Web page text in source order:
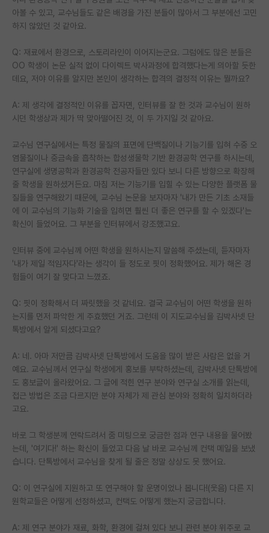
아볼 수 있고, 교수님들도 같은 배경을 가진 분들이 많아서 그 부분에선 고민
하지 않았던 것 같아요.
Q: 재료에서 환경으로, 스토리라인이 이어지는군요. 그럼에도 많은 분들은
OO 학생이 논문 실적 없이 다이렉트 박사과정에 합격했다는게 의아할 듯한
데요, 저야 이유를 알지만 본인이 생각하는 합격의 결정적 이유는 뭘까요?
A: 제 생각에 결정적인 이유를 꼽자면, 인터뷰를 잘 한 것과 교수님이 원하
시던 학생상과 제가 딱 맞아떨어진 것, 이 두 가지일 것 같아요.
교수님 연구실에서는 특정 물질의 표면에 단백질이나 기능기를 입혀 수중 오
염물질이나 중금속을 흡착하는 합성생물학 기반 환경공학 연구를 하시는데,
연구실에 생명공학과 환경공학 전공자들만 있다 보니 다른 방향으로 확장해
줄 학생을 원하셨거든요. 마침 저는 기능기를 입힐 수 있는 다양한 플랫폼 물
질들을 연구해왔기 때문에, 교수님 논문을 보자마자 '내가 만든 기초 소재들
에 이 교수님의 기능화 기술을 입히면 훨씬 더 좋은 연구를 할 수 있겠다'는
확신이 들었어요. 그 부분을 인터뷰에서 강조했고요.
인터뷰 중에 교수님께 어떤 학생을 원하시는지 말씀해 주셨는데, 듣자마자
'내가 제일 적임자다'라는 생각이 들 정도로 핏이 정확했어요. 제가 해온 경
험들이 여기 잘 맞다고 느꼈죠.
Q: 핏이 정확해서 더 짜릿했을 것 같네요. 결국 교수님이 어떤 학생을 원하
는지를 먼저 파악한 게 주효했던 거죠. 그런데 이 지도교수님을 김박사넷 단
톡방에서 알게 되셨다고요?
A: 네. 아마 저만큼 김박사넷 단톡방에서 도움을 많이 받은 사람은 없을 거
예요. 교수님께서 연구실 학생에게 홍보를 부탁하셨는데, 김박사넷 단톡방에
도 홍보글이 올라왔어요. 그 글에 적힌 연구 분야와 연구실 소개를 읽는데,
접근 방법은 조금 다르지만 분야 자체가 제 관심 분야와 정확히 일치하더라
고요.
바로 그 학생분께 연락드려서 줌 미팅으로 궁금한 점과 연구 내용을 물어봤
는데, '여기다!' 하는 확신이 들었고 다음 날 바로 교수님께 컨택 메일을 보냈
습니다. 단톡방에서 교수님을 찾게 될 줄은 정말 상상도 못 했어요.
Q: 이 연구실에 지원하고 또 연구해야 할 운명이었나 봅니다!(웃음) 다른 지
원학교들은 어떻게 선정하셨고, 컨택도 어떻게 했는지 궁금합니다.
A: 제 연구 분야가 재료, 화학, 환경에 걸쳐 있다 보니 관련 분야 위주로 교